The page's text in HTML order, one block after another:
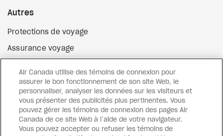
Autres
Protections de voyage
Assurance voyage
Surclassement de vol
Cartes-cadeaux Site Web externe
FacebookInstagram
Pinterest
Air Canada utilise des témoins de connexion pour
assurer le bon fonctionnement de son site Web, le
personnaliser, analyser les données sur les visiteurs et
vous présenter des publicités plus pertinentes. Vous
pouvez gérer les témoins de connexion des pages Air
Canada de ce site Web à l’aide de votre navigateur.
Vous pouvez accepter ou refuser les témoins de